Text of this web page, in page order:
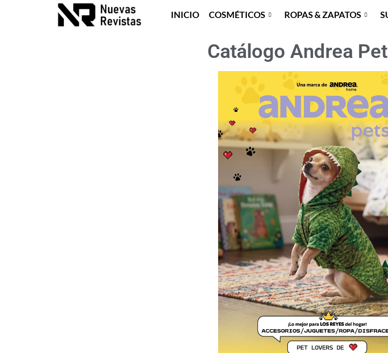
INICIO COSMÉTICOS ROPAS & ZAPATOS
Catálogo Andrea